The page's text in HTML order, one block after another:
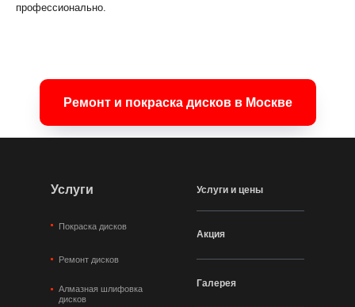
профессионально.
Ремонт и покраска дисков в Москве
Услуги
Покраска дисков
Ремонт дисков
Алмазная шлифовка
дисков
Услуги и цены
Акция
Галерея